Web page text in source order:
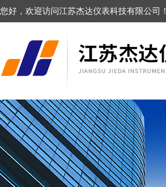
您好，欢迎访问江苏杰达仪表科技有限公司！